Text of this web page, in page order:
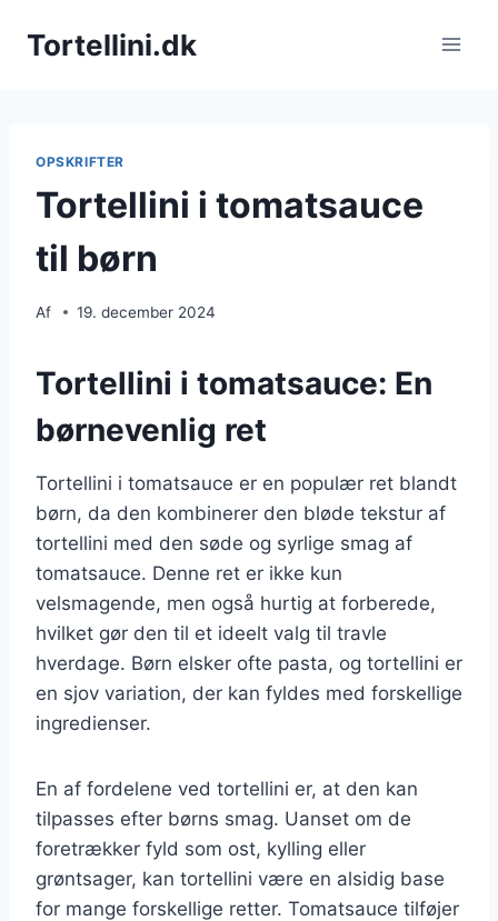
Tortellini.dk
OPSKRIFTER
Tortellini i tomatsauce
til børn
Af 19. december 2024
Tortellini i tomatsauce: En
børnevenlig ret
Tortellini i tomatsauce er en populær ret blandt
børn, da den kombinerer den bløde tekstur af
tortellini med den søde og syrlige smag af
tomatsauce. Denne ret er ikke kun
velsmagende, men også hurtig at forberede,
hvilket gør den til et ideelt valg til travle
hverdage. Børn elsker ofte pasta, og tortellini er
en sjov variation, der kan fyldes med forskellige
ingredienser.
En af fordelene ved tortellini er, at den kan
tilpasses efter børns smag. Uanset om de
foretrækker fyld som ost, kylling eller
grøntsager, kan tortellini være en alsidig base
for mange forskellige retter. Tomatsauce tilføjer